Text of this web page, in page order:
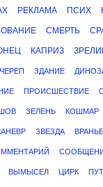
РЕКЛАМА ПСИХ
СМЕРТЬ
КАПРИЗ
ЧЕРЕП ЗДАНИЕ
ПРОИСШЕСТВИЕ
ЗЕЛЕНЬ КОШМАР
ЗВЕЗДА ВРАНЬЕ
ВЫМЫСЕЛ ЦИРК